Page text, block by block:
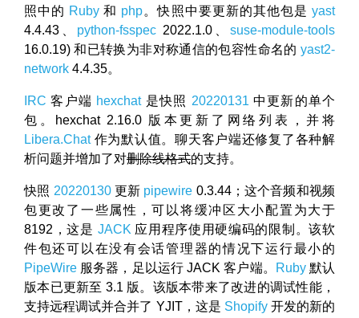
照中的 Ruby 和 php。快照中要更新的其他包是yast
4.4.43、 python-fsspec 2022.1.0、suse-module-tools
16.0.19) 和已转换为非对称通信的包容性命名的 yast2-
network 4.4.35。
IRC 客户端 hexchat是快照 20220131 中更新的单个
包。hexchat 2.16.0 版本更新了网络列表，并将
Libera.Chat作为默认值。聊天客户端还修复了各种解
析问题并增加了对删除线格式的支持。
快照 20220130更新 pipewire 0.3.44；这个音频和视频
包更改了一些属性，可以将缓冲区大小配置为大于
8192，这是 JACK 应用程序使用硬编码的限制。该软
件包还可以在没有会话管理器的情况下运行最小的
PipeWire 服务器，足以运行 JACK 客户端。 Ruby默认
版本已更新至 3.1 版。该版本带来了改进的调试性能，
支持远程调试并合并了 YJIT，这是 Shopify开发的新的